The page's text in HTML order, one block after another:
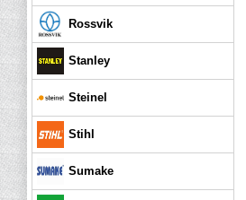
Rossvik
Stanley
Steinel
Stihl
Sumake